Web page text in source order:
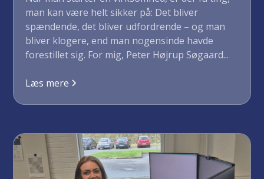
man kan være helt sikker på: Det bliver
spændende, det bliver udfordrende – og man
bliver klogere, end man nogensinde havde
forestillet sig. For mig, Peter Højrup Søgaard...
Læs mere